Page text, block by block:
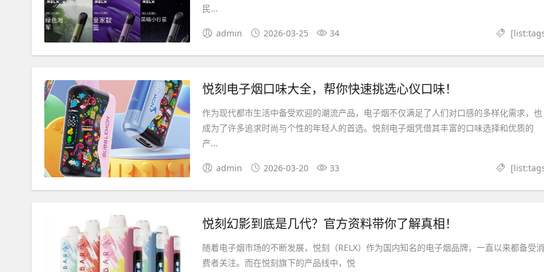
民...
admin 2026-03-25 34
悦刻电子烟口味大全，帮你快速挑选心仪口味！
作为现代都市生活中备受欢迎的潮流产品，电子烟不仅满足了人们对口感的多样化需求，也
成为了许多追求时尚与个性的年轻人的首选。悦刻电子烟凭借其丰富的口味选择和优质的
产...
admin 2026-03-20 33
悦刻幻影到底是几代？官方资料带你了解真相！
随着电子烟市场的不断发展，悦刻（RELX）作为国内知名的电子烟品牌，一直以来都备受消
费者关注。而在悦刻旗下的产品线中，悦